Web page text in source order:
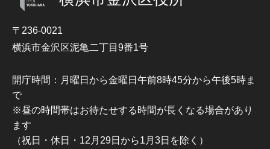
〒236-0021
横浜市金沢区泥亀二丁目9番1号
開庁時間：月曜日から金曜日午前8時45分から午後5時ま
で
※昼の時間帯はお待たせする時間が長くなる場合があり
ます
（祝日・休日・12月29日から1月3日を除く）